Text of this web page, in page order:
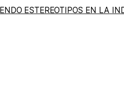
ESTEREOTIPOS EN LA